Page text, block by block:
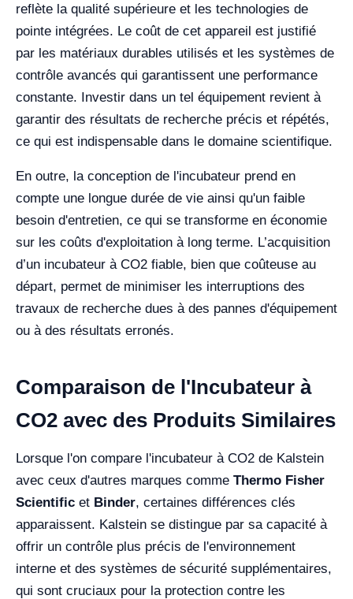
reflète la qualité supérieure et les technologies de
pointe intégrées. Le coût de cet appareil est justifié
par les matériaux durables utilisés et les systèmes de
contrôle avancés qui garantissent une performance
constante. Investir dans un tel équipement revient à
garantir des résultats de recherche précis et répétés,
ce qui est indispensable dans le domaine scientifique.
En outre, la conception de l'incubateur prend en
compte une longue durée de vie ainsi qu'un faible
besoin d'entretien, ce qui se transforme en économie
sur les coûts d'exploitation à long terme. L’acquisition
d’un incubateur à CO2 fiable, bien que coûteuse au
départ, permet de minimiser les interruptions des
travaux de recherche dues à des pannes d'équipement
ou à des résultats erronés.
Comparaison de l'Incubateur à
CO2 avec des Produits Similaires
Lorsque l'on compare l'incubateur à CO2 de Kalstein
avec ceux d'autres marques comme Thermo Fisher
Scientific et Binder, certaines différences clés
apparaissent. Kalstein se distingue par sa capacité à
offrir un contrôle plus précis de l'environnement
interne et des systèmes de sécurité supplémentaires,
qui sont cruciaux pour la protection contre les